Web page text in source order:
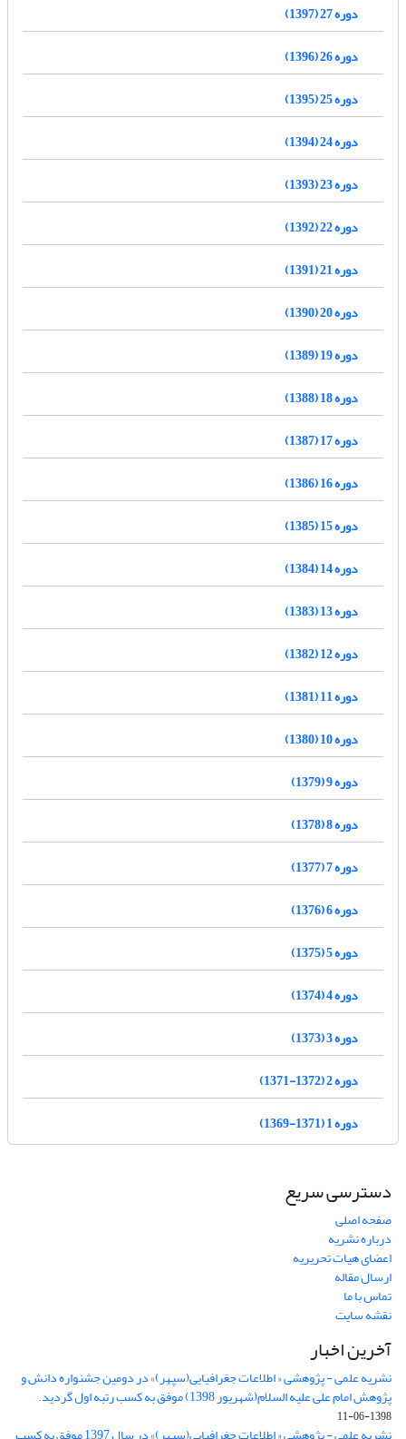
دوره 27 (1397)
دوره 26 (1396)
دوره 25 (1395)
دوره 24 (1394)
دوره 23 (1393)
دوره 22 (1392)
دوره 21 (1391)
دوره 20 (1390)
دوره 19 (1389)
دوره 18 (1388)
دوره 17 (1387)
دوره 16 (1386)
دوره 15 (1385)
دوره 14 (1384)
دوره 13 (1383)
دوره 12 (1382)
دوره 11 (1381)
دوره 10 (1380)
دوره 9 (1379)
دوره 8 (1378)
دوره 7 (1377)
دوره 6 (1376)
دوره 5 (1375)
دوره 4 (1374)
دوره 3 (1373)
دوره 2 (1372-1371)
دوره 1 (1371-1369)
دسترسی سریع
صفحه اصلی
درباره نشریه
اعضای هیات تحریریه
ارسال مقاله
تماس با ما
نقشه سایت
آخرین اخبار
نشریه علمی - پژوهشی « اطلاعات جغرافیایی(سپهر)» در دومین جشنواره دانش و
پژوهش امام علی علیه السلام(شهریور 1398) موفق به کسب رتبه اول گردید.
1398-06-11